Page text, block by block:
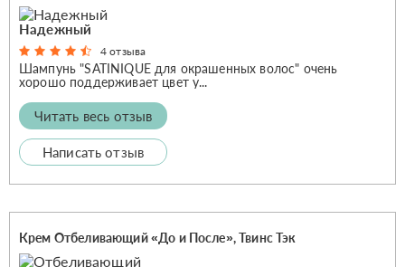
Надежный
4 отзыва
Шампунь "SATINIQUE для окрашенных волос" очень
хорошо поддерживает цвет у...
Читать весь отзыв
Написать отзыв
Крем Отбеливающий «До и После», Твинс Тэк